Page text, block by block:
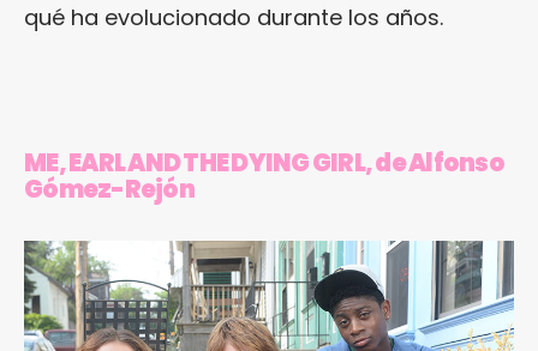
qué ha evolucionado durante los años.
ME, EARL AND THE DYING GIRL, de Alfonso
Gómez-Rejón